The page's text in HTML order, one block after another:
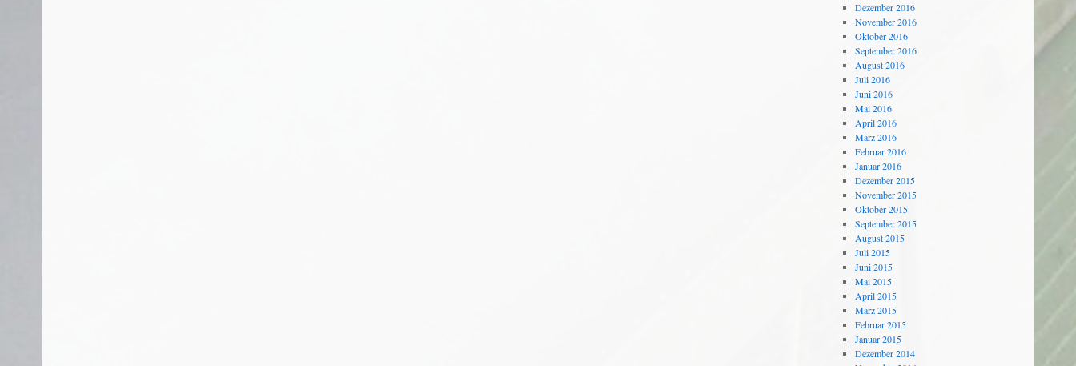
Dezember 2016
November 2016
Oktober 2016
September 2016
August 2016
Juli 2016
Juni 2016
Mai 2016
April 2016
März 2016
Februar 2016
Januar 2016
Dezember 2015
November 2015
Oktober 2015
September 2015
August 2015
Juli 2015
Juni 2015
Mai 2015
April 2015
März 2015
Februar 2015
Januar 2015
Dezember 2014